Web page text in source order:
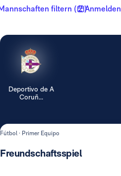
filtern ( 2 )Anmelden
Deportivo de A
Coruñ...
Fútbol · Primer Equipo
Freundschaftsspiel